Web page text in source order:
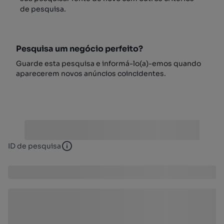
de pesquisa.
Pesquisa um negócio perfeito?
Guarde esta pesquisa e informá-lo(a)-emos quando
aparecerem novos anúncios coincidentes.
ID de pesquisa ID de pesquisa